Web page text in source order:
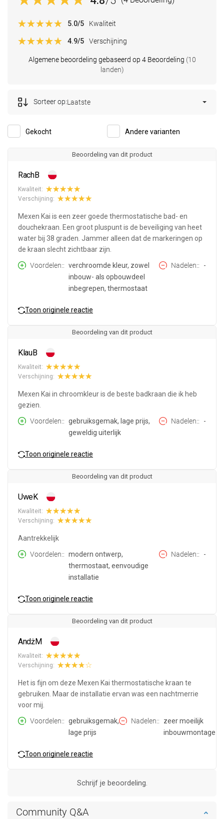
Algemene beoordeling gebaseerd op 4 Beoordeling (10
landen)
5.0/5 Kwaliteit
4.9/5 Verschijning
Gekocht Andere varianten
Sorteer op:Laatste
Beoordeling van dit product
RachB
Kwaliteit:
Verschijning:
Mexen Kai is een zeer goede thermostatische bad- en
douchekraan. Een groot pluspunt is de beveiliging van heet
water bij 38 graden. Jammer alleen dat de markeringen op
de kraan slecht zichtbaar zijn.
Voordelen:
verchroomde kleur, zowel
inbouw- als opbouwdeel
inbegrepen, thermostaat
Nadelen: -
Toon originele reactie
Beoordeling van dit product
KlauB
Kwaliteit:
Verschijning:
Mexen Kai in chroomkleur is de beste badkraan die ik heb
gezien.
Voordelen:
gebruiksgemak, lage prijs,
geweldig uiterlijk
Nadelen: -
Toon originele reactie
Beoordeling van dit product
UweK
Kwaliteit:
Verschijning:
Aantrekkelijk
Voordelen:
modern ontwerp,
thermostaat, eenvoudige
installatie
Nadelen: -
Toon originele reactie
Beoordeling van dit product
AndżM
Kwaliteit:
Verschijning:
Het is fijn om deze Mexen Kai thermostatische kraan te
gebruiken. Maar de installatie ervan was een nachtmerrie
voor mij.
Voordelen:
gebruiksgemak,
lage prijs
Nadelen:
zeer moeilijk
inbouwmontage
Toon originele reactie
Schrijf je beoordeling.
Community Q&A